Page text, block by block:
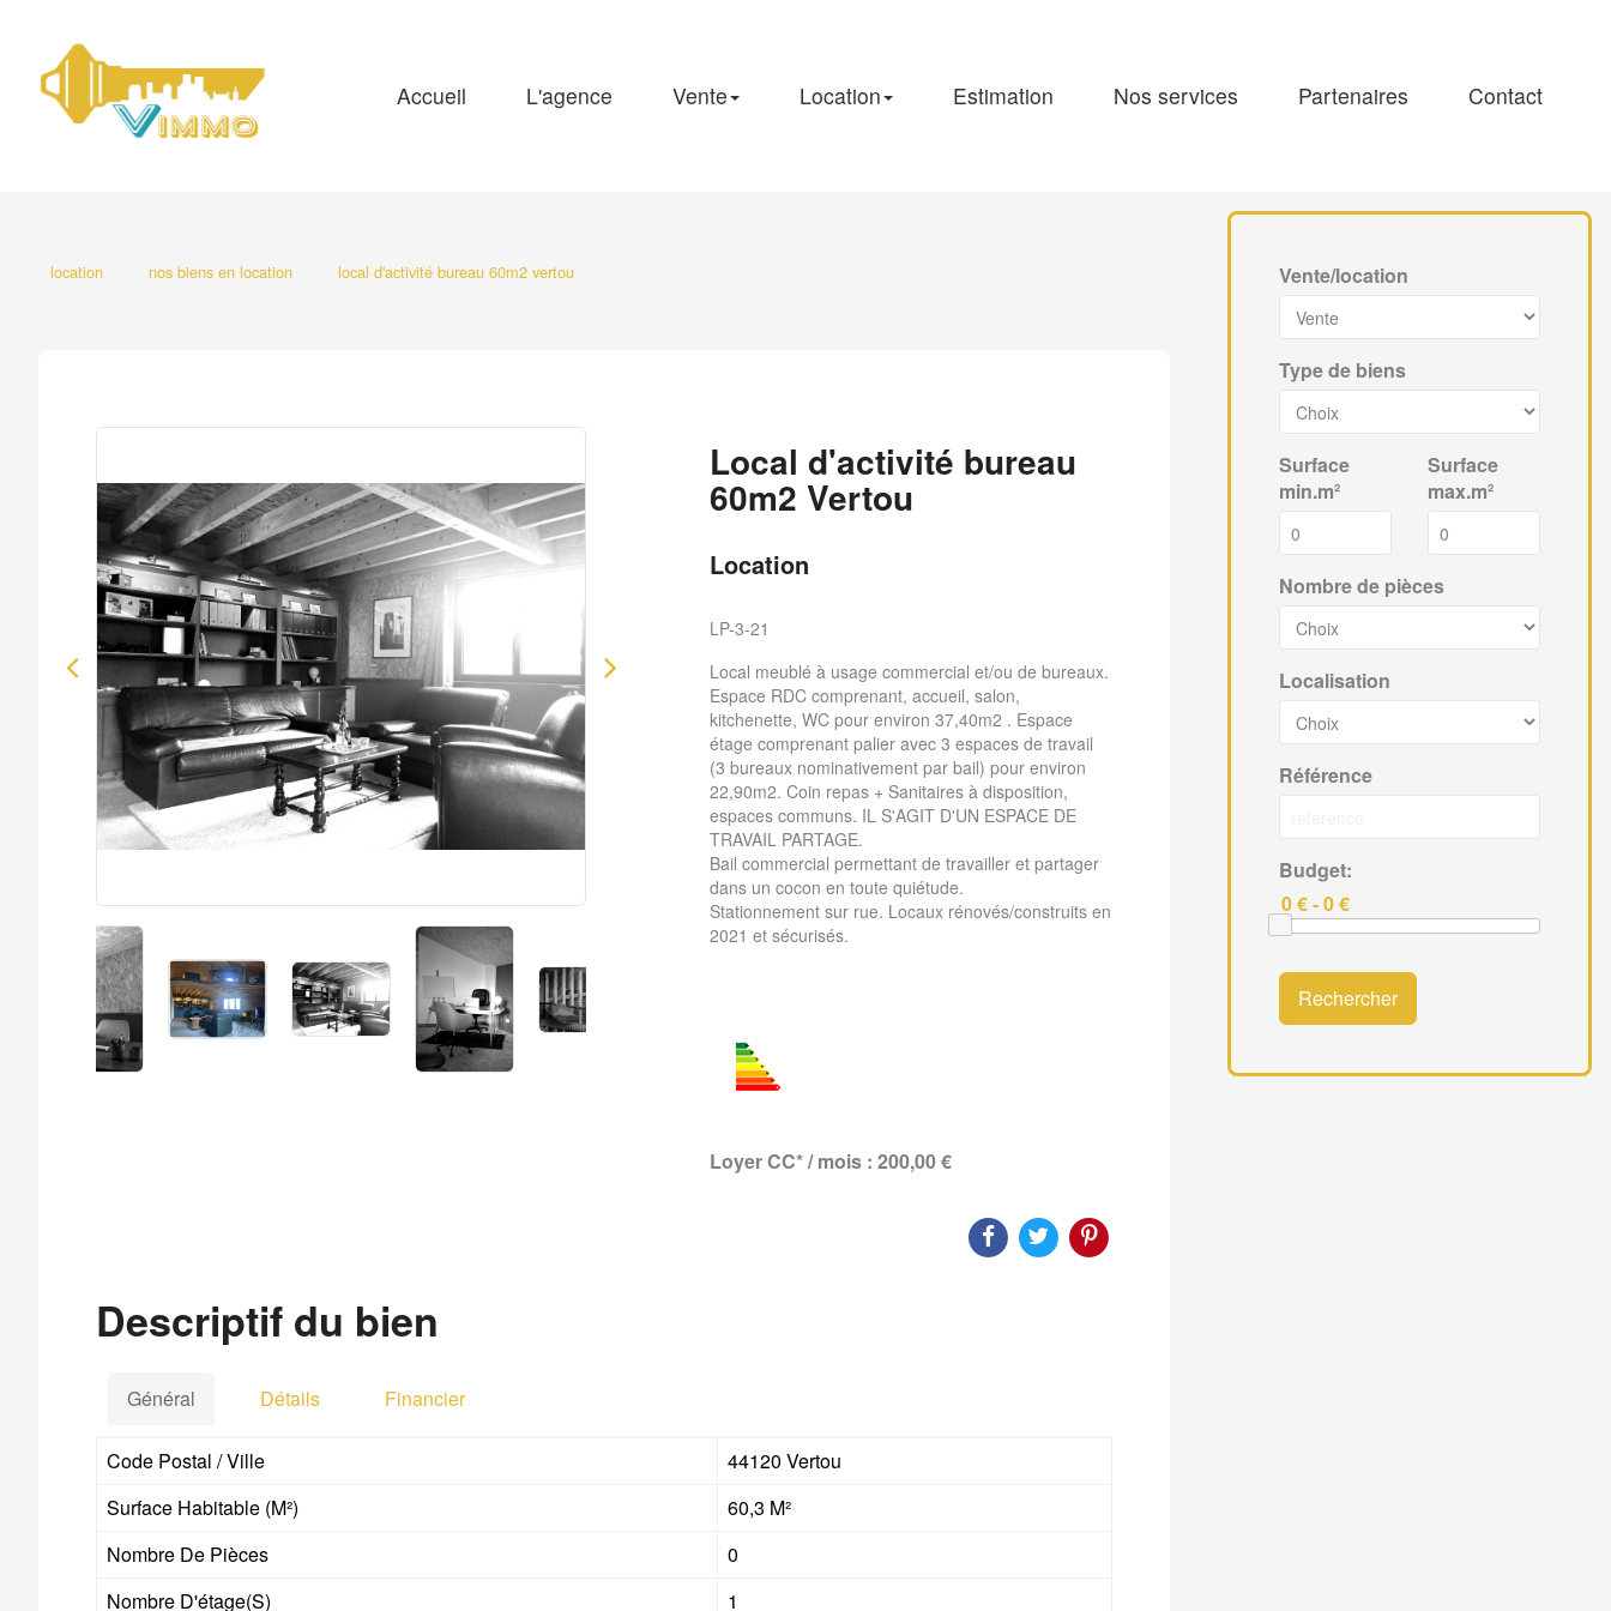
Accueil L'agence Vente Location Estimation Nos services Partenaires Contact
location nos biens en location local d'activité bureau 60m2 vertou
Local d'activité bureau
60m2 Vertou
Location
LP-3-21
Local meublé à usage commercial et/ou de bureaux.
Espace RDC comprenant, accueil, salon,
kitchenette, WC pour environ 37,40m2 . Espace
étage comprenant palier avec 3 espaces de travail
(3 bureaux nominativement par bail) pour environ
22,90m2. Coin repas + Sanitaires à disposition,
espaces communs. IL S'AGIT D'UN ESPACE DE
TRAVAIL PARTAGE.
Bail commercial permettant de travailler et partager
dans un cocon en toute quiétude.
Stationnement sur rue. Locaux rénovés/construits en
2021 et sécurisés.
Loyer CC* / mois : 200,00 €
Descriptif du bien
Général Détails Financier
Code Postal / Ville
44120 Vertou
Surface Habitable (m²)
60,3 M²
Nombre De Pièces
0
Nombre D'étage(s)
1
Vente/location
Type de biens
Surface
min.m²
Surface
max.m²
Nombre de pièces
Localisation
Référence
Budget:
Rechercher